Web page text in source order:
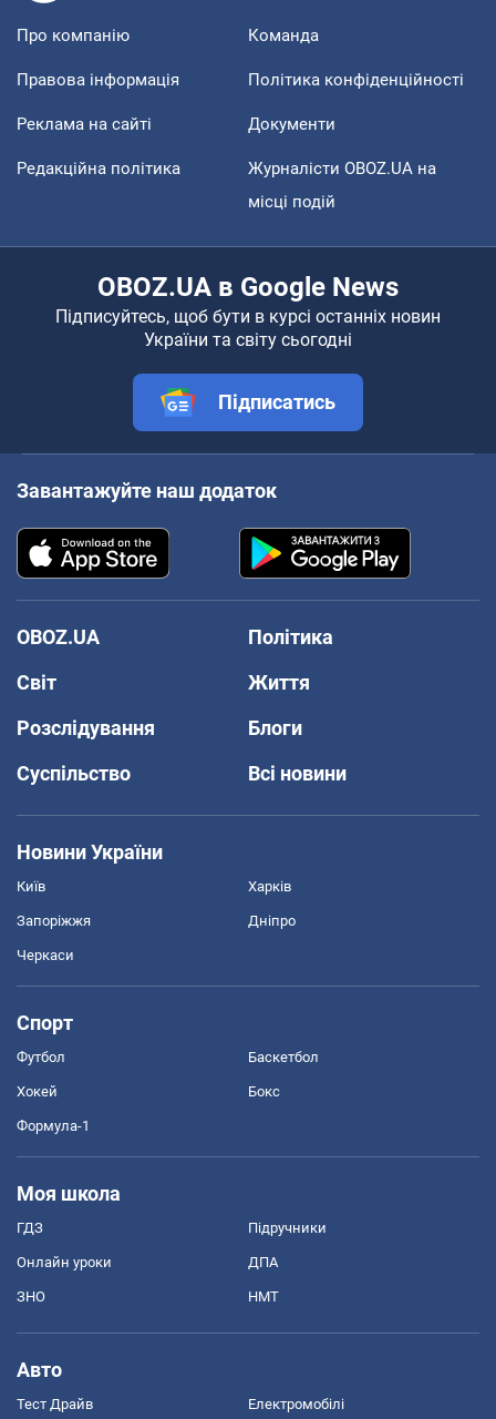
Про компанію Команда
Правова інформація Політика конфіденційності
Реклама на сайті Документи
Редакційна політика
Журналісти OBOZ.UA на
місці подій
OBOZ.UA в Google News
Підписуйтесь, щоб бути в курсі останніх новин
України та світу сьогодні
Підписатись
Завантажуйте наш додаток
OBOZ.UA
Політика
Світ
Життя
Розслідування
Блоги
Суспільство
Всі новини
Новини України
Київ Харків
Запоріжжя Дніпро
Черкаси
Спорт
Футбол Баскетбол
Хокей Бокс
Формула-1
Моя школа
ГДЗ Підручники
Онлайн уроки ДПА
ЗНО НМТ
Авто
Тест Драйв Електромобілі